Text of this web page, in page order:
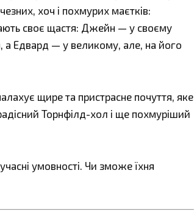
хоч і похмурих маєтків:
своє щастя: Джейн — у своєму
а Едвард — у великому, але, на його
щире та пристрасне почуття, яке
Торнфілд-хол і ще похмуріший
умовності. Чи зможе їхня